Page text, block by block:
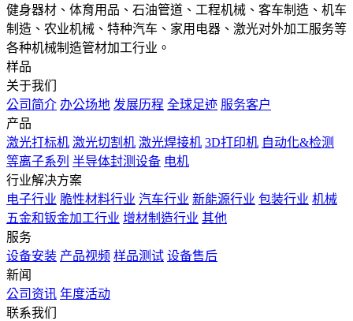
健身器材、体育用品、石油管道、工程机械、客车制造、机车
制造、农业机械、特种汽车、家用电器、激光对外加工服务等
各种机械制造管材加工行业。
样品
关于我们
公司简介 办公场地 发展历程 全球足迹 服务客户
产品
激光打标机 激光切割机 激光焊接机 3D打印机 自动化&检测
等离子系列 半导体封测设备 电机
行业解决方案
电子行业 脆性材料行业 汽车行业 新能源行业 包装行业 机械
五金和钣金加工行业 增材制造行业 其他
服务
设备安装 产品视频 样品测试 设备售后
新闻
公司资讯 年度活动
联系我们